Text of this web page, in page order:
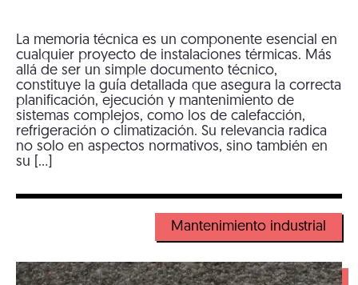
La memoria técnica es un componente esencial en
cualquier proyecto de instalaciones térmicas. Más
allá de ser un simple documento técnico,
constituye la guía detallada que asegura la correcta
planificación, ejecución y mantenimiento de
sistemas complejos, como los de calefacción,
refrigeración o climatización. Su relevancia radica
no solo en aspectos normativos, sino también en
su […]
Mantenimiento industrial